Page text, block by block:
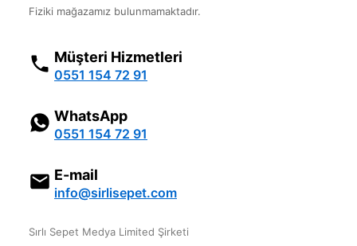
Fiziki mağazamız bulunmamaktadır.
Müşteri Hizmetleri
0551 154 72 91
WhatsApp
0551 154 72 91
E-mail
info@sirlisepet.com
Sırlı Sepet Medya Limited Şirketi